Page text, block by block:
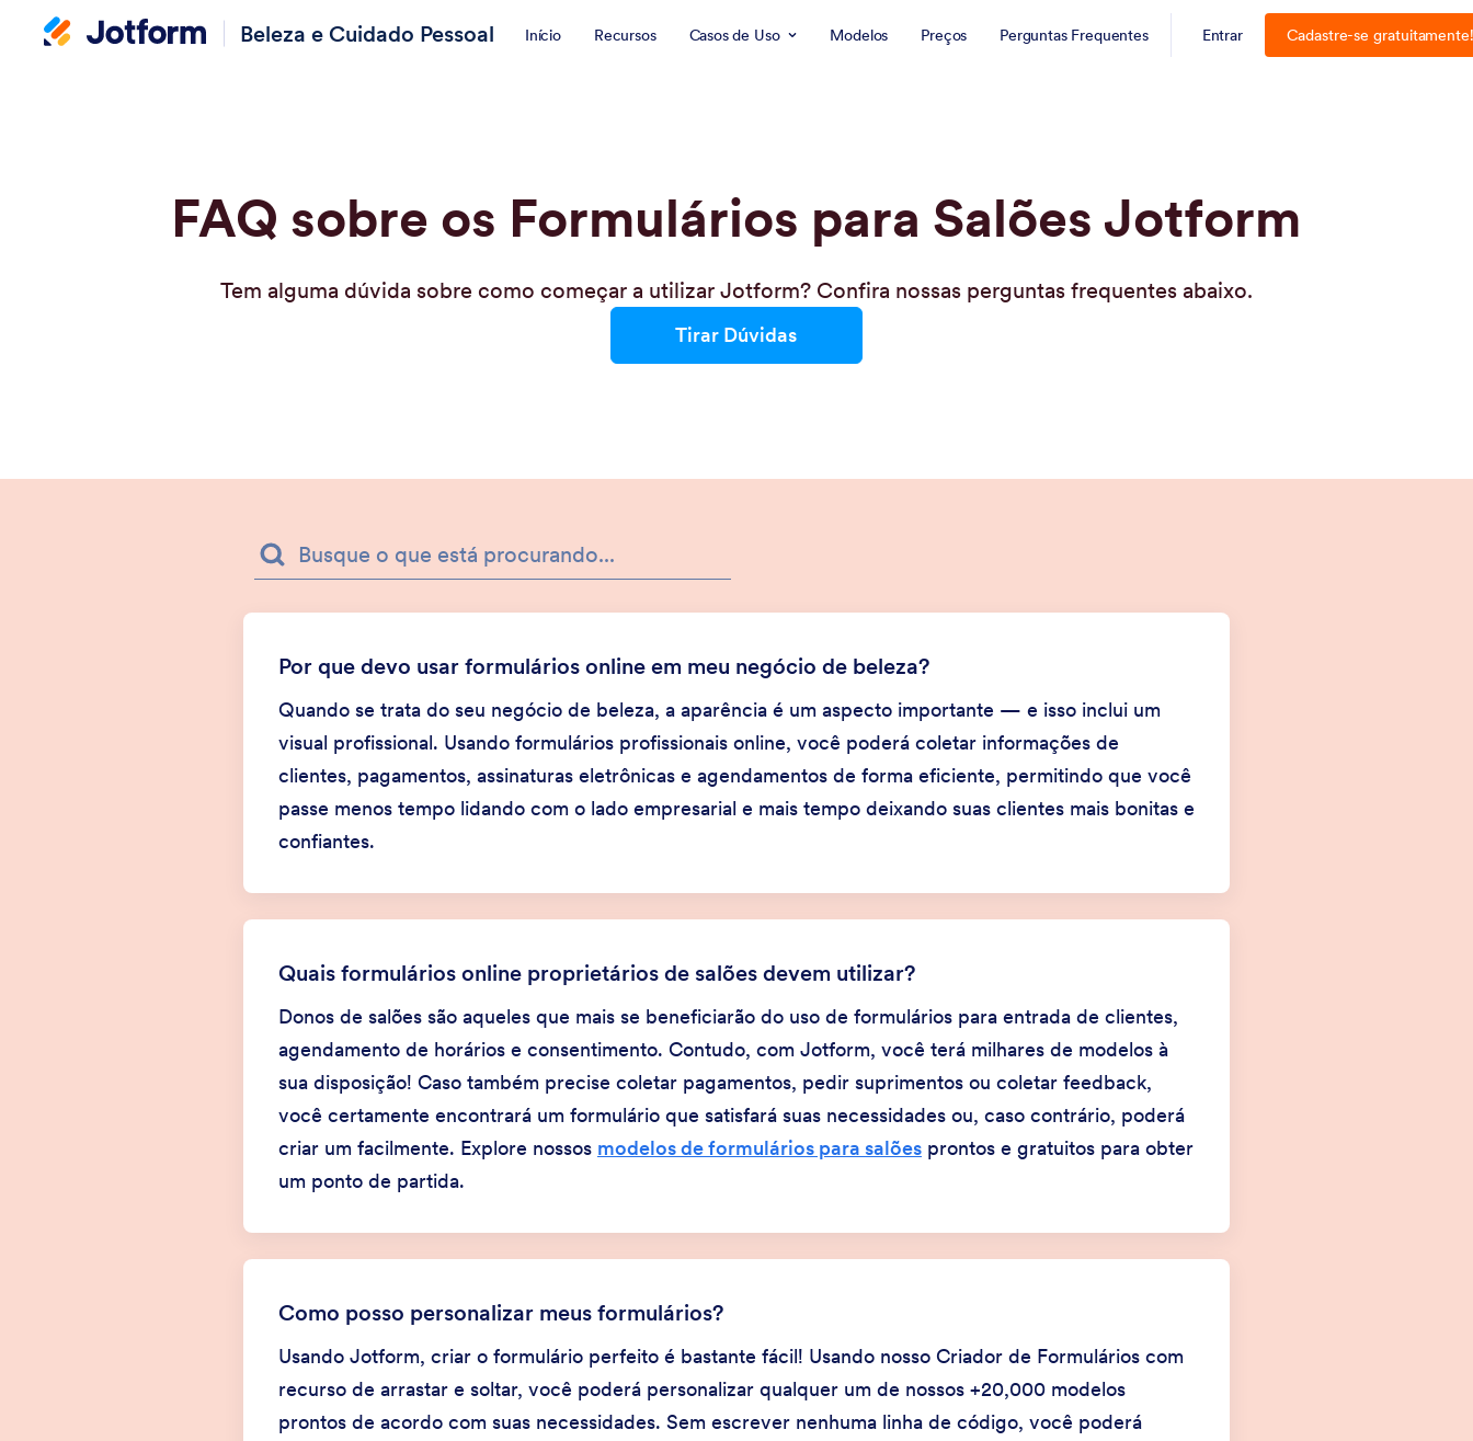
Beleza e Cuidado Pessoal Início Recursos Casos de Uso Modelos Preços Perguntas Frequentes Entrar Cadastre-se gratuitamente!
FAQ sobre os Formulários para Salões Jotform
Tem alguma dúvida sobre como começar a utilizar Jotform? Confira nossas perguntas frequentes abaixo.
Tirar Dúvidas
Por que devo usar formulários online em meu negócio de beleza?
Quando se trata do seu negócio de beleza, a aparência é um aspecto importante — e isso inclui um
visual profissional. Usando formulários profissionais online, você poderá coletar informações de
clientes, pagamentos, assinaturas eletrônicas e agendamentos de forma eficiente, permitindo que você
passe menos tempo lidando com o lado empresarial e mais tempo deixando suas clientes mais bonitas e
confiantes.
Quais formulários online proprietários de salões devem utilizar?
Donos de salões são aqueles que mais se beneficiarão do uso de formulários para entrada de clientes,
agendamento de horários e consentimento. Contudo, com Jotform, você terá milhares de modelos à
sua disposição! Caso também precise coletar pagamentos, pedir suprimentos ou coletar feedback,
você certamente encontrará um formulário que satisfará suas necessidades ou, caso contrário, poderá
criar um facilmente. Explore nossos modelos de formulários para salõesprontos e gratuitos para obter
um ponto de partida.
Como posso personalizar meus formulários?
Usando Jotform, criar o formulário perfeito é bastante fácil! Usando nosso Criador de Formulários com
recurso de arrastar e soltar, você poderá personalizar qualquer um de nossos +20,000 modelos
prontos de acordo com suas necessidades. Sem escrever nenhuma linha de código, você poderá